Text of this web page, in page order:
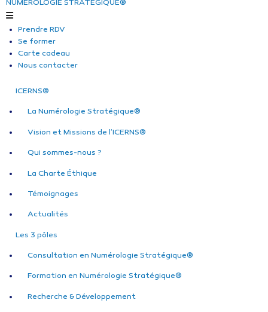
NUMÉROLOGIE STRATÉGIQUE®
Prendre RDV
Se former
Carte cadeau
Nous contacter
ICERNS®
La Numérologie Stratégique®
Vision et Missions de l’ICERNS®
Qui sommes-nous ?
La Charte Éthique
Témoignages
Actualités
Les 3 pôles
Consultation en Numérologie Stratégique®
Formation en Numérologie Stratégique®
Recherche & Développement